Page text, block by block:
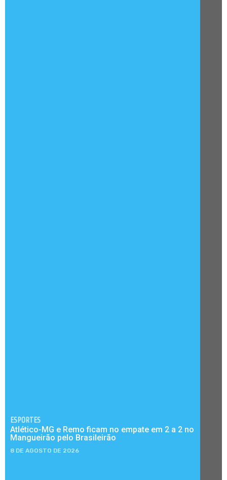
ESPORTES
Atlético-MG e Remo ficam no empate em 2 a 2 no
Mangueirão pelo Brasileirão
8 DE AGOSTO DE 2026